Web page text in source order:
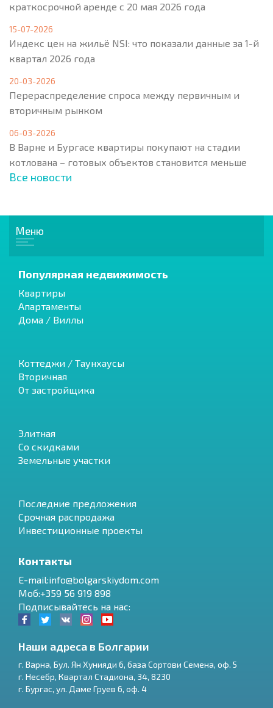
краткосрочной аренде с 20 мая 2026 года
15-07-2026
Индекс цен на жильё NSI: что показали данные за 1-й
квартал 2026 года
20-03-2026
Перераспределение спроса между первичным и
вторичным рынком
06-03-2026
В Варне и Бургасе квартиры покупают на стадии
котлована – готовых объектов становится меньше
Все новости
Меню
Популярная недвижимость
Квартиры
Апартаменты
Дома / Виллы
Коттеджи / Таунхаусы
Вторичная
От застройщика
Элитная
Со скидками
Земельные участки
Последние предложения
Срочная распродажа
Инвестиционные проекты
Контакты
E-mail:info@bolgarskiydom.com
Моб:+359 56 919 898
Подписывайтесь на нас:
Наши адреса в Болгарии
г. Варна, Бул. Ян Хунияди 6, база Сортови Семена, оф. 5
г. Несебр, Квартал Стадиона, 34, 8230
г. Бургас, ул. Даме Груев 6, оф. 4